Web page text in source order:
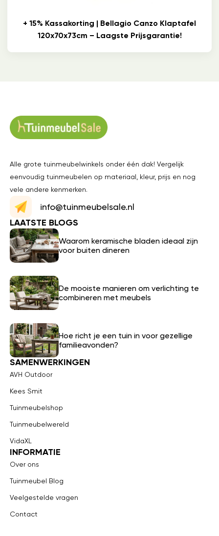
+ 15% Kassakorting | Bellagio Canzo Klaptafel
120x70x73cm – Laagste Prijsgarantie!
Alle grote tuinmeubelwinkels onder één dak! Vergelijk
eenvoudig tuinmeubelen op materiaal, kleur, prijs en nog
vele andere kenmerken.
info@tuinmeubelsale.nl
LAATSTE BLOGS
Waarom keramische bladen ideaal zijn
voor buiten dineren
De mooiste manieren om verlichting te
combineren met meubels
Hoe richt je een tuin in voor gezellige
familieavonden?
SAMENWERKINGEN
AVH Outdoor
Kees Smit
Tuinmeubelshop
Tuinmeubelwereld
VidaXL
INFORMATIE
Over ons
Tuinmeubel Blog
Veelgestelde vragen
Contact